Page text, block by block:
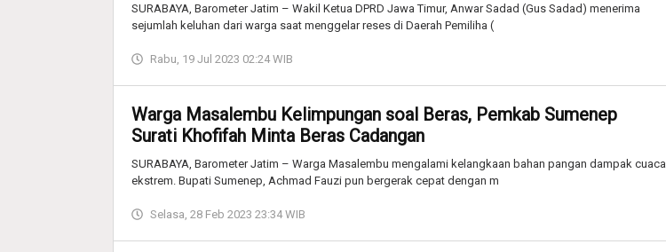
SURABAYA, Barometer Jatim – Wakil Ketua DPRD Jawa Timur, Anwar Sadad (Gus Sadad) menerima
sejumlah keluhan dari warga saat menggelar reses di Daerah Pemiliha (
Rabu, 19 Jul 2023 02:24 WIB
Warga Masalembu Kelimpungan soal Beras, Pemkab Sumenep
Surati Khofifah Minta Beras Cadangan
SURABAYA, Barometer Jatim – Warga Masalembu mengalami kelangkaan bahan pangan dampak cuaca
ekstrem. Bupati Sumenep, Achmad Fauzi pun bergerak cepat dengan m
Selasa, 28 Feb 2023 23:34 WIB